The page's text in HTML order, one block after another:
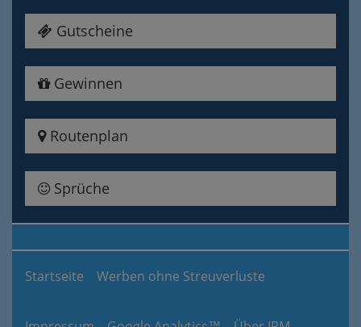
Gutscheine
Gewinnen
Routenplan
Sprüche
Startseite Werben ohne Streuverluste